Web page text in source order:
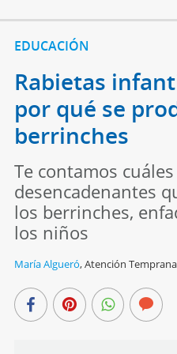
EDUCACIÓN
Rabietas
por qué se
berrinches
Te contamos
desencadenantes
los berrinches,
los niños
María Algueró,Atención Temprana